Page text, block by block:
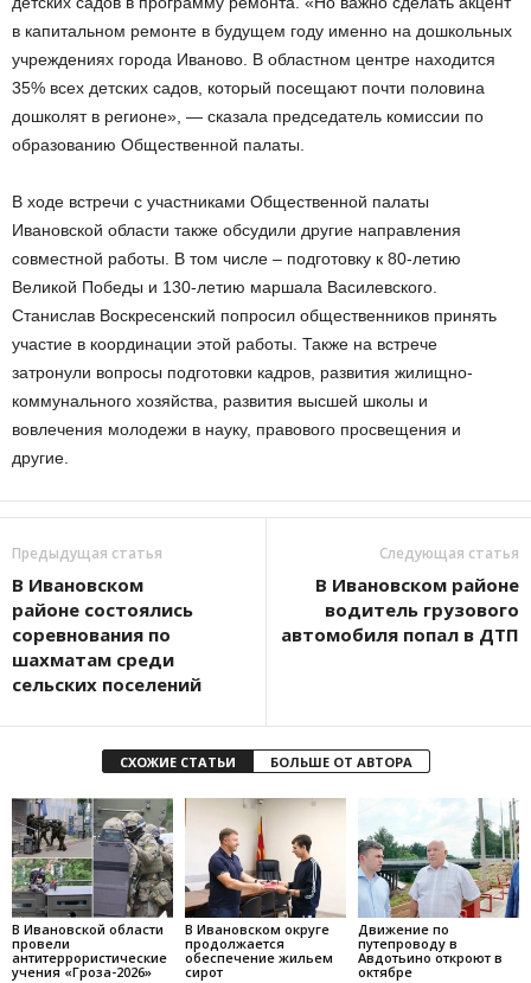
в капитальном ремонте в будущем году именно на дошкольных
учреждениях города Иваново. В областном центре находится
35% всех детских садов, который посещают почти половина
дошколят в регионе», — сказала председатель комиссии по
образованию Общественной палаты.
В ходе встречи с участниками Общественной палаты
Ивановской области также обсудили другие направления
совместной работы. В том числе – подготовку к 80-летию
Великой Победы и 130-летию маршала Василевского.
Станислав Воскресенский попросил общественников принять
участие в координации этой работы. Также на встрече
затронули вопросы подготовки кадров, развития жилищно-
коммунального хозяйства, развития высшей школы и
вовлечения молодежи в науку, правового просвещения и
другие.
Предыдущая статья
В Ивановском
районе состоялись
соревнования по
шахматам среди
сельских поселений
Следующая статья
В Ивановском районе
водитель грузового
автомобиля попал в ДТП
СХОЖИЕ СТАТЬИ БОЛЬШЕ ОТ АВТОРА
В Ивановской области
провели
антитеррористические
учения «Гроза-2026»
В Ивановском округе
продолжается
обеспечение жильем
сирот
Движение по
путепроводу в
Авдотьино откроют в
октябре